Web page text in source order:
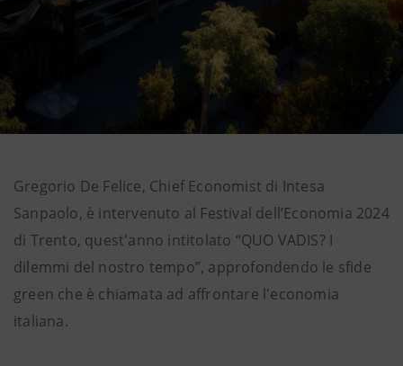
Gregorio De Felice, Chief Economist di Intesa
Sanpaolo, è intervenuto al Festival dell’Economia 2024
di Trento, quest'anno intitolato “QUO VADIS? I
dilemmi del nostro tempo”, approfondendo le sfide
green che è chiamata ad affrontare l'economia
italiana.